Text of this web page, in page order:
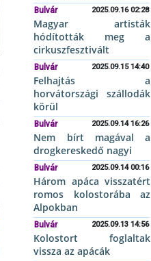
Bulvár 2025.09.16 02:28
Magyar artisták
hódították meg a
cirkuszfesztivált
Bulvár 2025.09.15 14:40
Felhajtás a
horvátországi szállodák
körül
Bulvár 2025.09.14 16:26
Nem bírt magával a
drogkereskedő nagyi
Bulvár 2025.09.14 00:16
Három apáca visszatért
romos kolostorába az
Alpokban
Bulvár 2025.09.13 14:56
Kolostort foglaltak
vissza az apácák